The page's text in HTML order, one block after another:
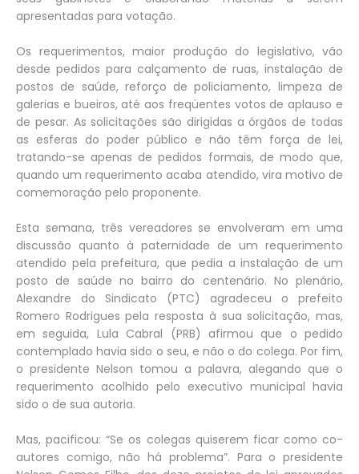
apresentadas para votação.
Os requerimentos, maior produção do legislativo, vão
desde pedidos para calçamento de ruas, instalação de
postos de saúde, reforço de policiamento, limpeza de
galerias e bueiros, até aos freqüentes votos de aplauso e
de pesar. As solicitações são dirigidas a órgãos de todas
as esferas do poder público e não têm força de lei,
tratando-se apenas de pedidos formais, de modo que,
quando um requerimento acaba atendido, vira motivo de
comemoração pelo proponente.
Esta semana, três vereadores se envolveram em uma
discussão quanto à paternidade de um requerimento
atendido pela prefeitura, que pedia a instalação de um
posto de saúde no bairro do centenário. No plenário,
Alexandre do Sindicato (PTC) agradeceu o prefeito
Romero Rodrigues pela resposta à sua solicitação, mas,
em seguida, Lula Cabral (PRB) afirmou que o pedido
contemplado havia sido o seu, e não o do colega. Por fim,
o presidente Nelson tomou a palavra, alegando que o
requerimento acolhido pelo executivo municipal havia
sido o de sua autoria.
Mas, pacificou: “Se os colegas quiserem ficar como co-
autores comigo, não há problema”. Para o presidente